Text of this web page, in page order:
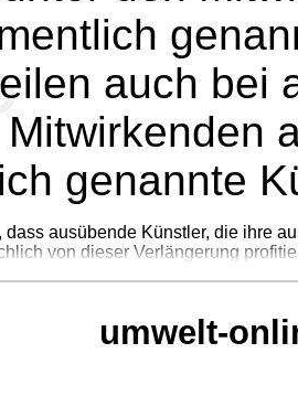
auch bei
genannte
dass ausübende Künstler, die ihre
von dieser Verlängerung
umwelt-